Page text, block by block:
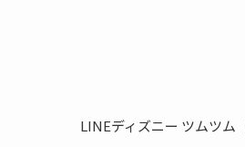
LINEディズニー ツムツム